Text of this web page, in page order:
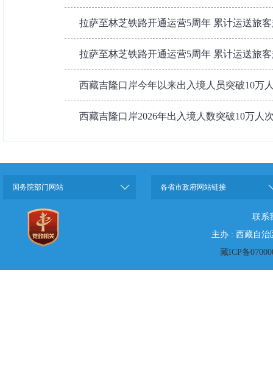
拉萨至林芝铁路开通运营5周年 累计运送旅
拉萨至林芝铁路开通运营5周年 累计运送旅
西藏吉隆口岸今年以来出入境人员突破10万
西藏吉隆口岸2026年出入境人数突破10万人
国务院部门网站 各省市政府网站链接
联系
主办 : 西藏自治
藏ICP备